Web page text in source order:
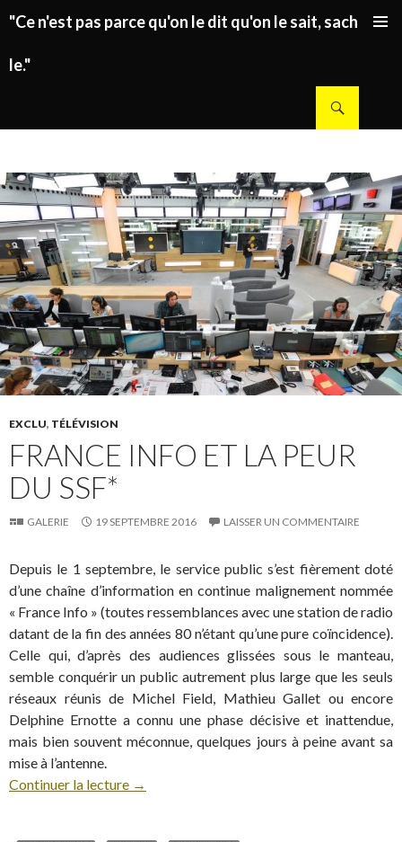
"Ce n'est pas parce qu'on le dit qu'on le sait, sachez
le."
EXCLU, TÉLÉVISION
FRANCE INFO ET LA PEUR
DU SSF*
GALERIE 19 SEPTEMBRE 2016 LAISSER UN COMMENTAIRE
Depuis le 1 septembre, le service public s’est fièrement doté
d’une chaîne d’information en continue malignement nommée
« France Info » (toutes ressemblances avec une station de radio
datant de la fin des années 80 n’étant qu’une pure coïncidence).
Celle qui, d’après des audiences glissées sous le manteau,
semble conquérir un public autrement plus large que les seuls
réseaux réunis de Michel Field, Mathieu Gallet ou encore
Delphine Ernotte a connu une phase décisive et inattendue,
mais bien souvent méconnue, quelques jours à peine avant sa
mise à l’antenne.
Continuer la lecture →